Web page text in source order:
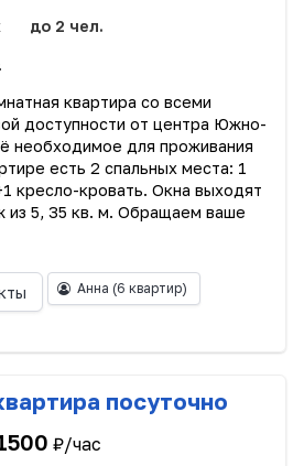
до 2 чел.
квартира со всеми
доступности от центра Южно-
необходимое для проживания
есть 2 спальных места: 1
кресло-кровать. Окна выходят
из 5, 35 кв. м. Обращаем ваше
Анна (6 квартир)
посуточно
₽/час